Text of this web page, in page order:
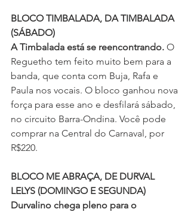
BLOCO TIMBALADA, DA TIMBALADA
(SÁBADO)
A Timbalada está se reencontrando. O
Reguetho tem feito muito bem para a
banda, que conta com Buja, Rafa e
Paula nos vocais. O bloco ganhou nova
força para esse ano e desfilará sábado,
no circuito Barra-Ondina. Você pode
comprar na Central do Carnaval, por
R$220.
BLOCO ME ABRAÇA, DE DURVAL
LELYS (DOMINGO E SEGUNDA)
Durvalino chega pleno para o